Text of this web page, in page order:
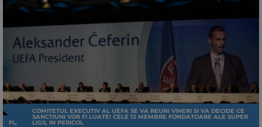
FOTBAL EXTERN
COMITETUL EXECUTIV AL UEFA SE VA REUNI VINERI SI VA DECIDE CE
SANCTIUNI VOR FI LUATE! CELE 12 MEMBRE FONDATOARE ALE SUPER
LIGII, IN PERICOL